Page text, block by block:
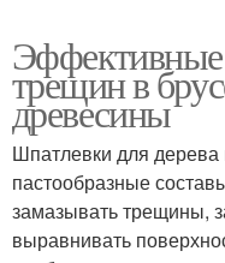
Эффективные
трещин в
древесины
Шпатлевки для
пастообразные
замазывать трещины,
выравнивать